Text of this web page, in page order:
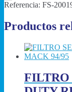
Referencia: FS-
Productos
FILTRO